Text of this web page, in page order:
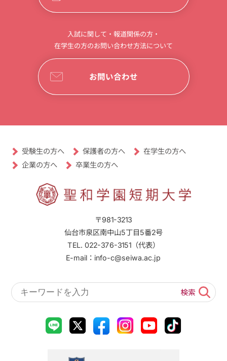
入試に関して・報道関係の方・
在学生の方のお問い合わせ方法について
お問い合わせ
〒981-3213
仙台市泉区南中山5丁目5番2号
TEL. 022-376-3151（代表）
E-mail：info-c@seiwa.ac.jp
受験生の方へ 保護者の方へ 在学生の方へ
企業の方へ 卒業生の方へ